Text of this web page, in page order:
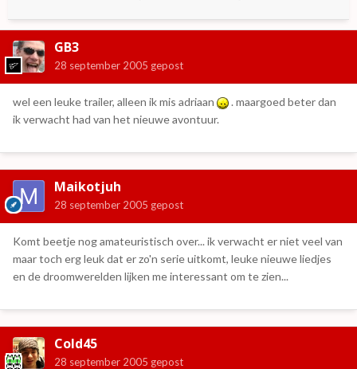
GB3
28 september 2005 gepost
wel een leuke trailer, alleen ik mis adriaan
. maargoed beter dan
ik verwacht had van het nieuwe avontuur.
Maikotjuh
28 september 2005 gepost
Komt beetje nog amateuristisch over... ik verwacht er niet veel van
maar toch erg leuk dat er zo'n serie uitkomt, leuke nieuwe liedjes
en de droomwerelden lijken me interessant om te zien...
Cold45
28 september 2005 gepost